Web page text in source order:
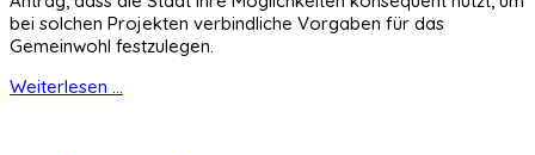
bei solchen Projekten verbindliche Vorgaben für das
Gemeinwohl festzulegen.
Weiterlesen ...